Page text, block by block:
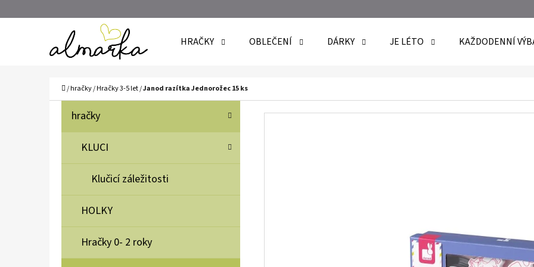
HRAČKY OBLEČENÍ DÁRKY JE LÉTO KAŽDODENNÍ
Domů
/hračky/Hračky 3-5 let/Janod razítka Jednorožec 15 ks
Přeskočit
kategorie
K
T
G
R
E
hračky
KLUCI
Klučicí záležitosti
HOLKY
Hračky 0- 2 roky